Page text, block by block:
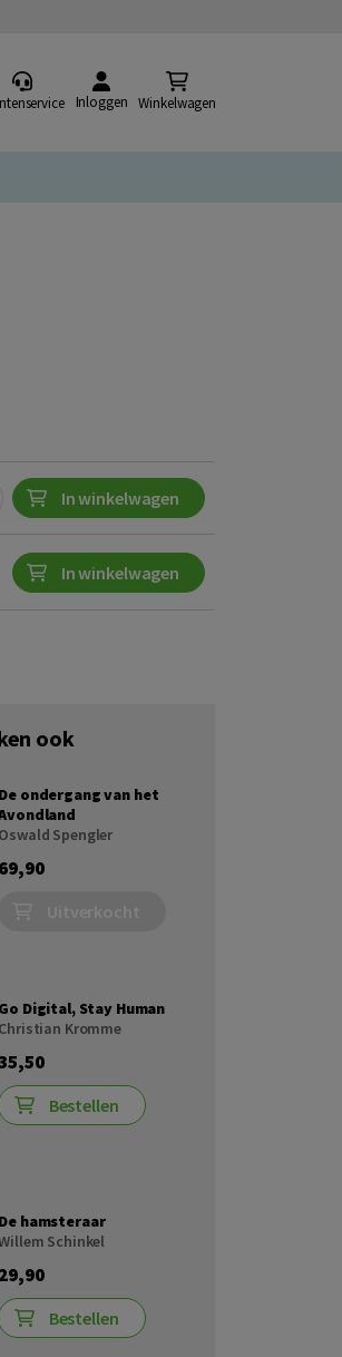
Inloggen Winkelwagen
In winkelwagen
In winkelwagen
ook
De ondergang van het
Oswald Spengler
69,90
Go Digital, Stay Human
Christian Kromme
Bestellen
De hamsteraar
Schinkel
29,90
Bestellen